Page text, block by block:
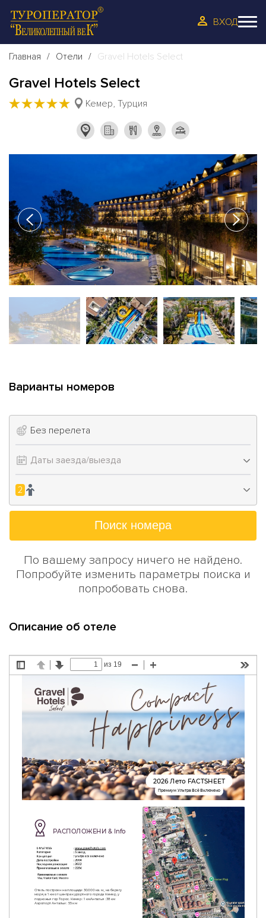
ВХОД
Главная Отели Gravel Hotels Select
Gravel Hotels Select
★★★★★ Кемер, Турция
Варианты номеров
Без перелета
2
Поиск номера
По вашему запросу ничего не найдено.
Попробуйте изменить параметры поиска и
попробовать снова.
Описание об отеле